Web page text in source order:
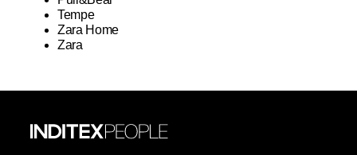
Tempe
Zara Home
Zara